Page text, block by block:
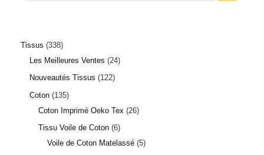
Tissus 338
Les Meilleures Ventes 24
Nouveautés Tissus
122
Coton 135
Coton Imprimé Oeko Tex
26
Tissu Voile de Coton 6
Voile de Coton Matelassé 5